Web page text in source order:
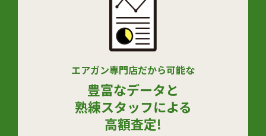
エアガン専門店だから可能な
豊富なデータと
熟練スタッフによる
高額査定!